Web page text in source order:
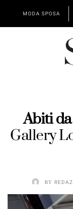
MODA SPOSA
Abiti da
Gallery
BY